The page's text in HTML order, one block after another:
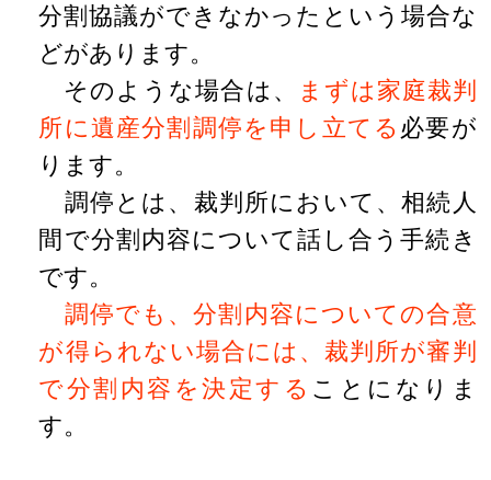
分割協議ができなかったという場合な
どがあります。
そのような場合は、
まずは家庭裁判
所に遺産分割調停を申し立てる 必要が
ります。
調停とは、裁判所において、相続人
間で分割内容について話し合う手続き
です。
調停でも、分割内容についての合意
が得られない場合には、裁判所が審判
で分割内容を決定する ことになりま
す。